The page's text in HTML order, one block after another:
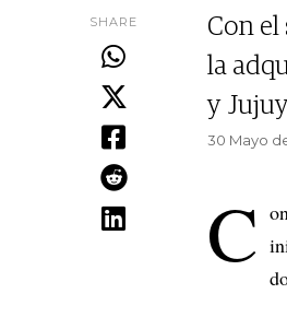
SHARE
Con el
la
y
30 Mayo de
C